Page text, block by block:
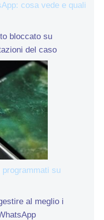
cosa vede e quali
bloccato su
del caso
su
al meglio i